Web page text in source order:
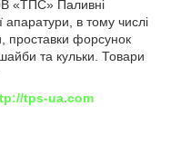
«ТПС» Паливні
в тому числі
проставки форсунок
та кульки. Товари
tps-ua.com